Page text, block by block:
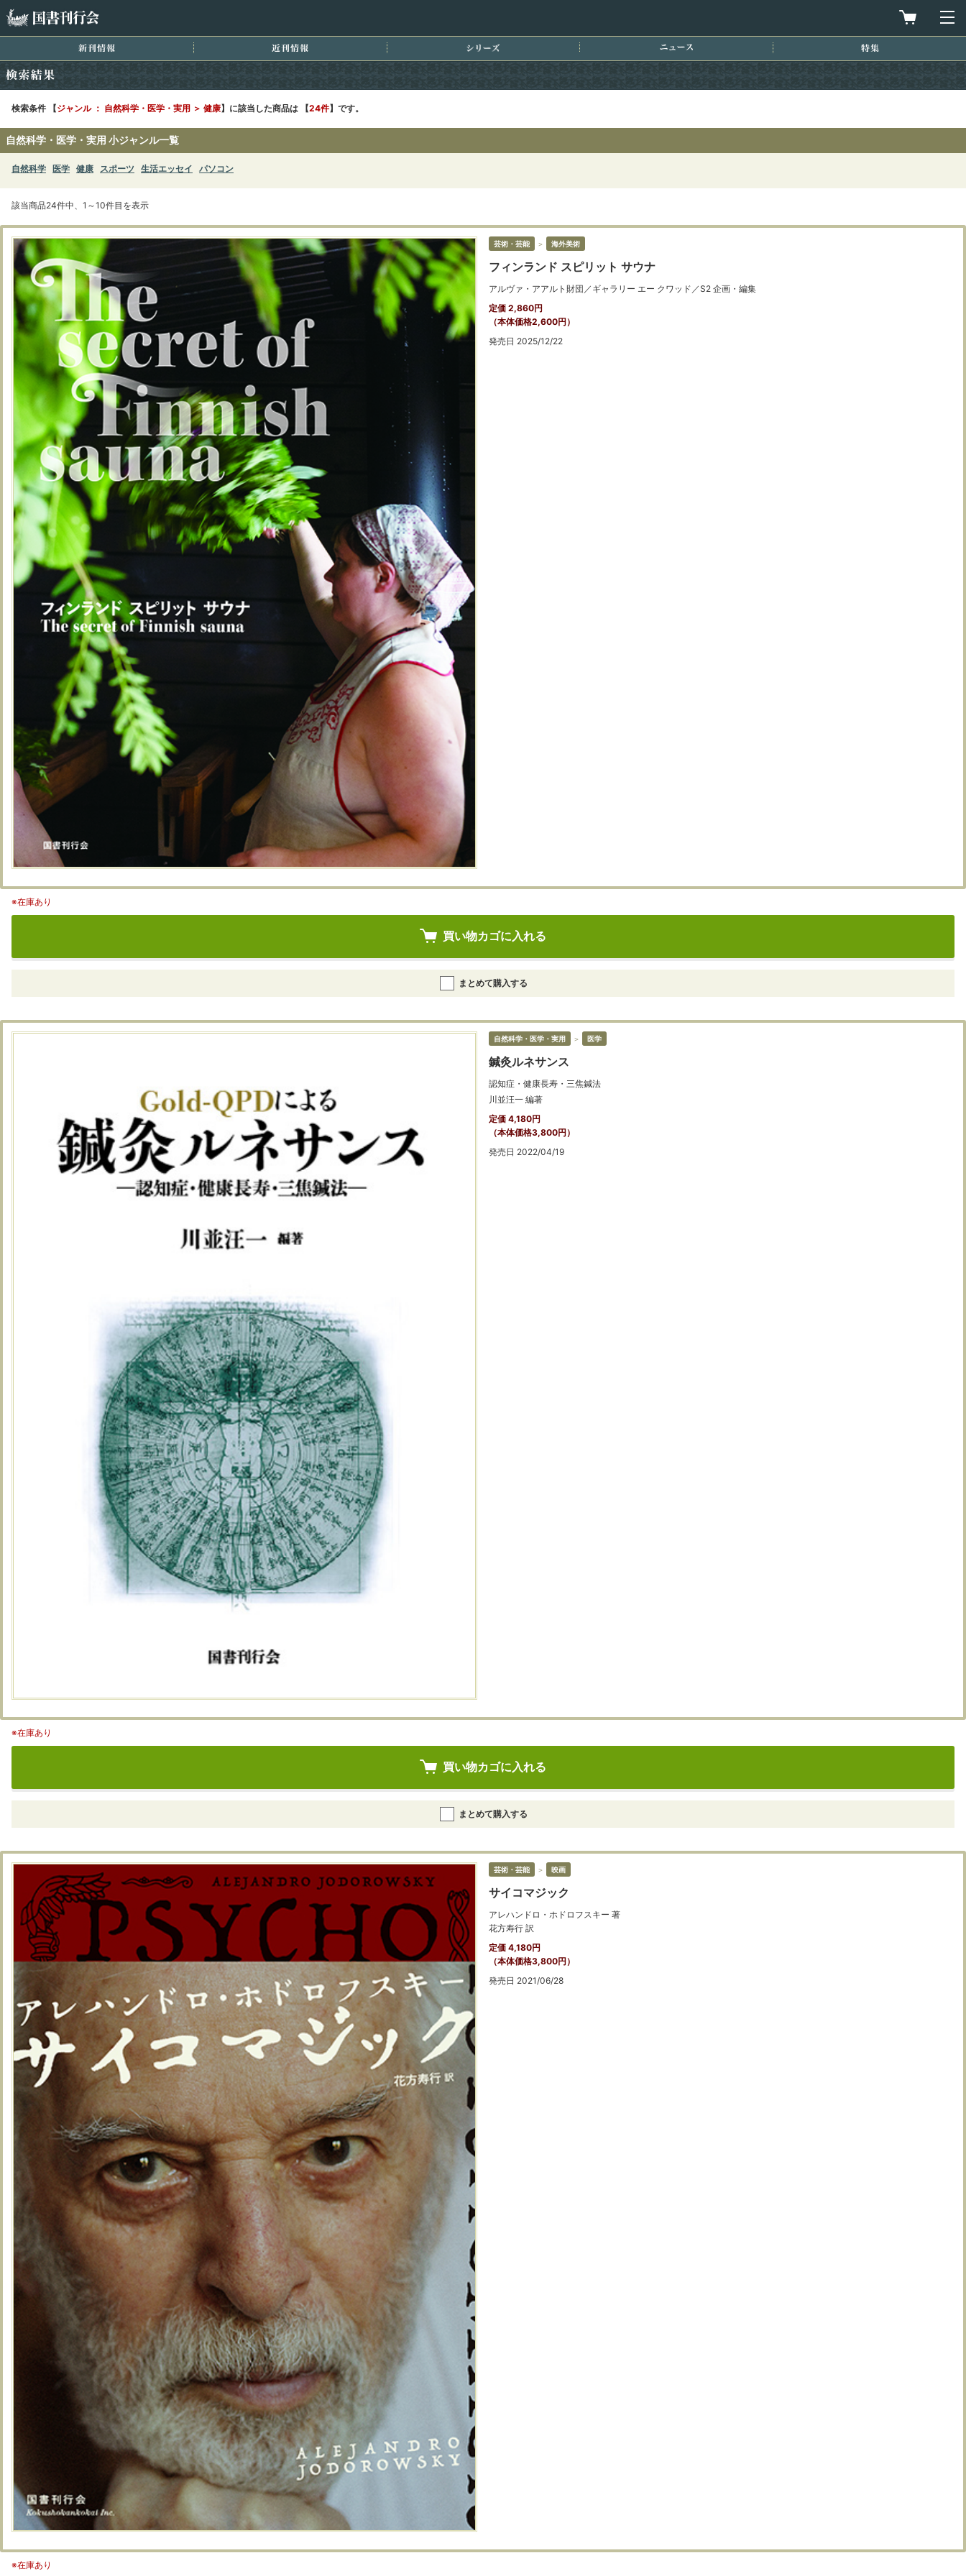
買物カゴを
新刊情報 特集
検索条件 【ジャンル ： 自然科学・医学・実用 ＞ 健康】に該当した商品は 【24件】です。
自然科学・医学・実用 小ジャンル一覧
自然科学 医学 健康 スポーツ 生活エッセイ パソコン
該当商品24件中、1～10件目を表示
芸術・芸能 ＞ 海外美術
フィンランド スピリット サウナ
アルヴァ・アアルト財団／ギャラリー エー クワッド／S2 企画・編集
定価 2,860円
（本体価格2,600円）
発売日 2025/12/22
※在庫あり
買い物カゴに入れる
まとめて購入する
自然科学・医学・実用 ＞ 医学
鍼灸ルネサンス
認知症・健康長寿・三焦鍼法
川並汪一 編著
定価 4,180円
（本体価格3,800円）
発売日 2022/04/19
※在庫あり
買い物カゴに入れる
まとめて購入する
芸術・芸能 ＞ 映画
サイコマジック
アレハンドロ・ホドロフスキー 著
花方寿行 訳
定価 4,180円
（本体価格3,800円）
発売日 2021/06/28
※在庫あり